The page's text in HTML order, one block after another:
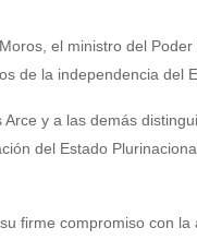
el ministro del
de la independencia del
y a las demás
del Estado
firme compromiso con